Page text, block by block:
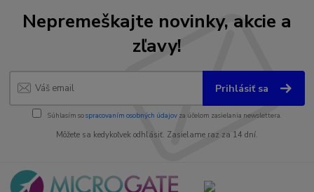
Nepremeškajte novinky, akcie a
zľavy!
Prihlásiť sa
Súhlasím sospracovaním osobných údajov za účelom zasielania newslettera.
Môžete sa kedykoľvek odhlásiť. Zasielame raz za 14 dní.